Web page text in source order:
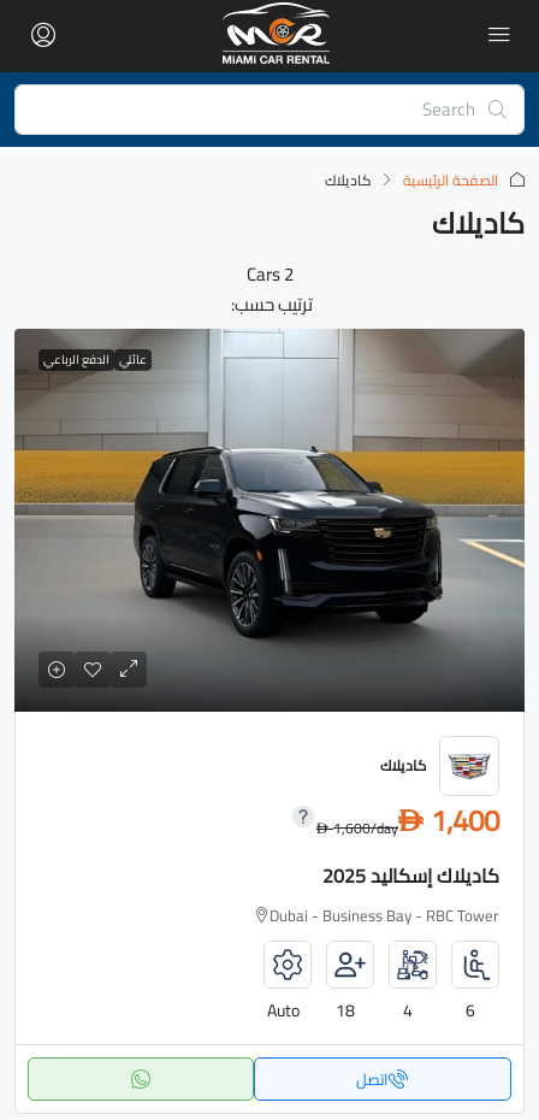
الصفحة الرئيسية كاديلاك
كاديلاك
2 Cars
ترتيب حسب:
عائلي الدفع الرباعي
كاديلاك
D 1,400
D1,600/day
كاديلاك إسكاليد 2025
Dubai - Business Bay - RBC Tower
6
4
18
Auto
اتصل